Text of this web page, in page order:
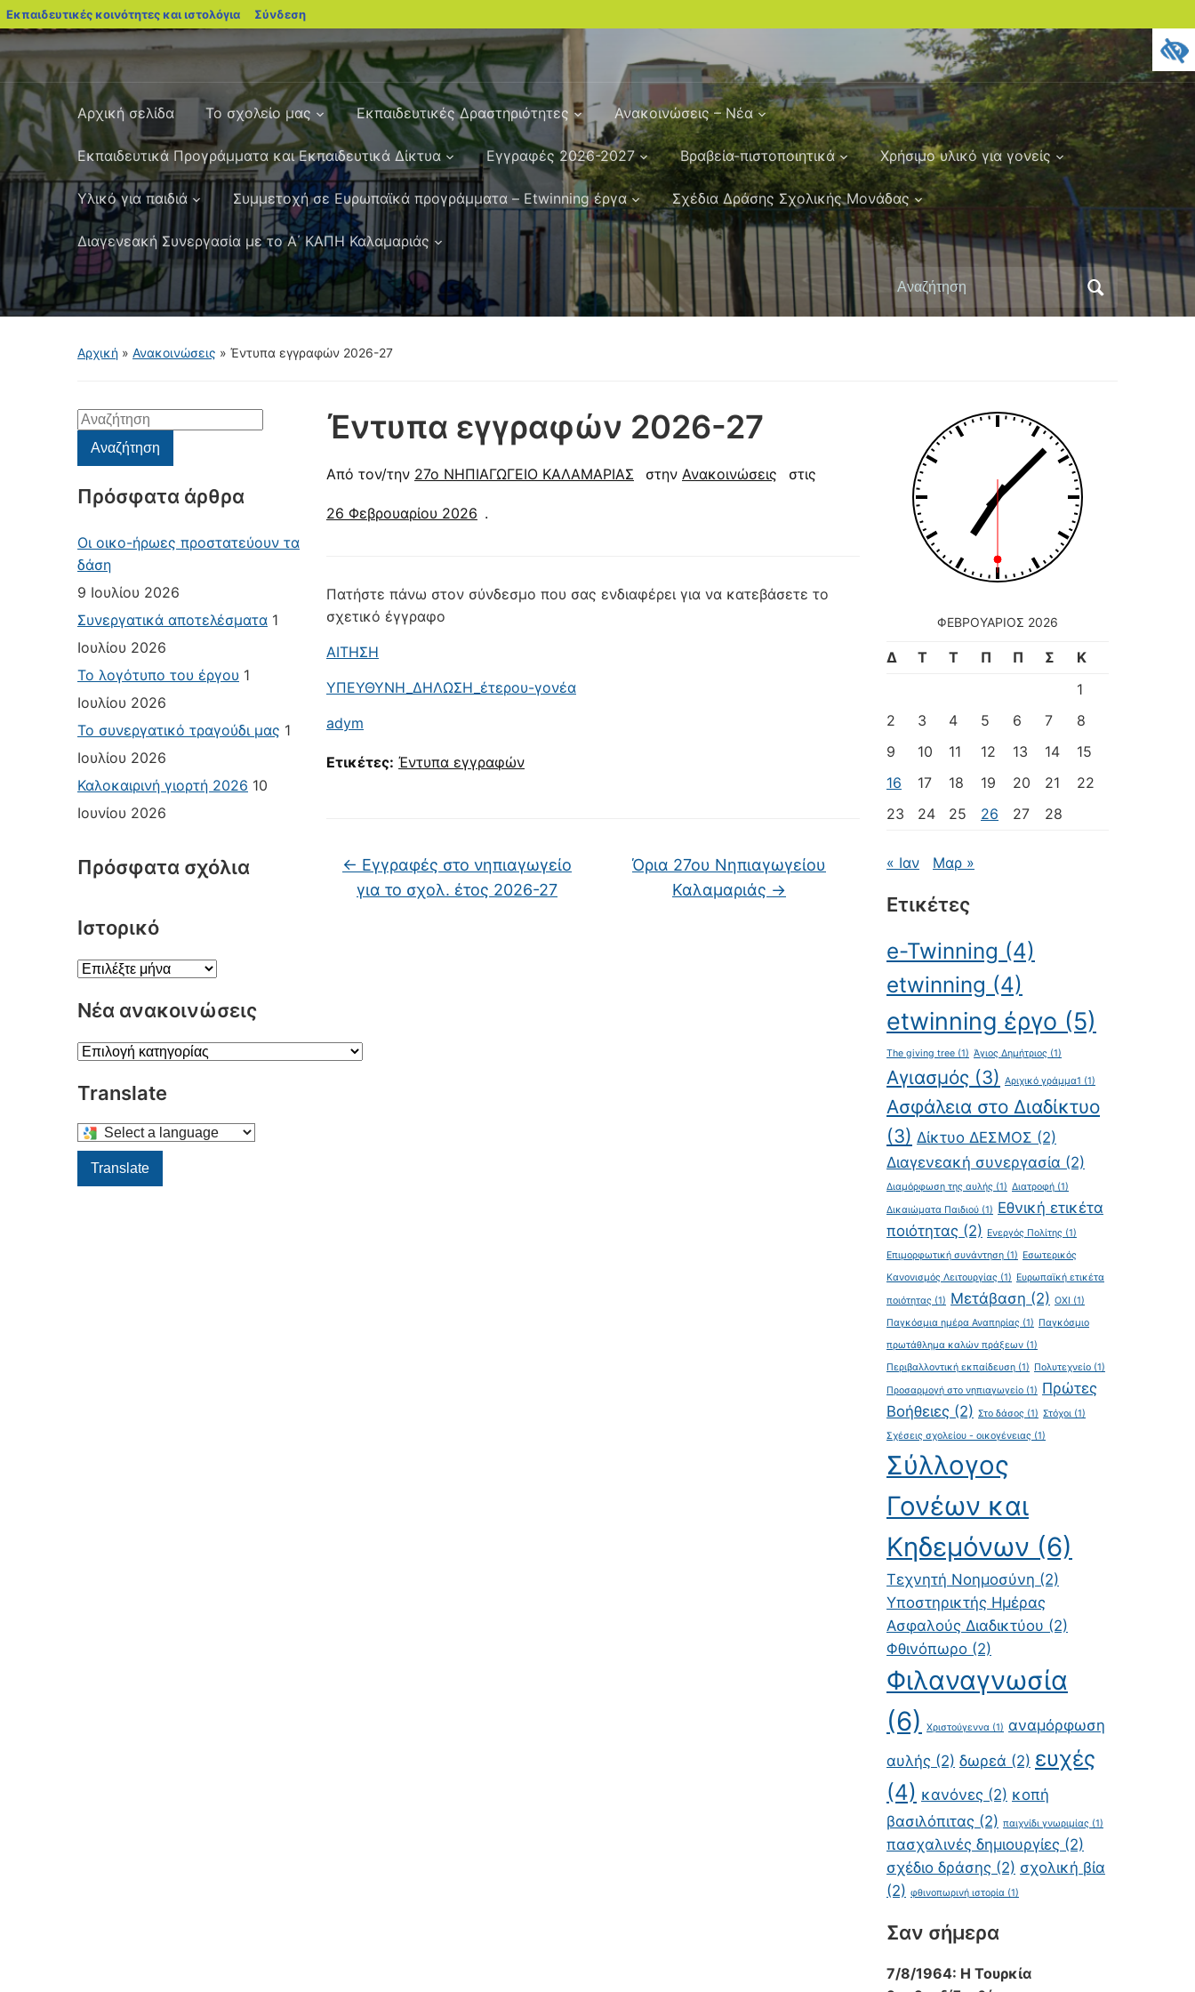
Εκπαιδευτικές κοινότητες και ιστολόγια blogs.sch.gr
Σύνδεση
Αρχική σελίδα Το σχολείο μας Εκπαιδευτικές Δραστηριότητες Ανακοινώσεις – Νέα
Εκπαιδευτικά Προγράμματα και Εκπαιδευτικά Δίκτυα Εγγραφές 2026-2027 Βραβεία-πιστοποιητικά Χρήσιμο υλικό για γονείς
Yλικό για παιδιά Συμμετοχή σε Ευρωπαϊκά προγράμματα – Etwinning έργα Σχέδια Δράσης Σχολικής Μονάδας
Διαγενεακή Συνεργασία με το Α΄ ΚΑΠΗ Καλαμαριάς
Αναζήτηση
για:
Αρχική » Ανακοινώσεις » Έντυπα εγγραφών 2026-27
Αναζήτηση
για:Αναζήτηση
Πρόσφατα άρθρα
Οι οικο-ήρωες προστατεύουν τα
δάση
9 Ιουλίου 2026
Συνεργατικά αποτελέσματα 1
Ιουλίου 2026
Το λογότυπο του έργου 1
Ιουλίου 2026
Το συνεργατικό τραγούδι μας 1
Ιουλίου 2026
Καλοκαιρινή γιορτή 2026 10
Ιουνίου 2026
Πρόσφατα σχόλια
Ιστορικό
Ιστορικό
Νέα ανακοινώσεις
Νέα
Translate
Select
a
language
Translate
Έντυπα εγγραφών 2026-27
Από τον/την 27ο ΝΗΠΙΑΓΩΓΕΙΟ ΚΑΛΑΜΑΡΙΑΣ στην Ανακοινώσεις στις
26 Φεβρουαρίου 2026 .
Πατήστε πάνω στον σύνδεσμο που σας ενδιαφέρει για να κατεβάσετε το
σχετικό έγγραφο
ΑΙΤΗΣΗ
ΥΠΕΥΘΥΝΗ_ΔΗΛΩΣΗ_έτερου-γονέα
adym
Ετικέτες: Έντυπα εγγραφών
← Εγγραφές στο νηπιαγωγείο
για το σχολ. έτος 2026-27
Όρια 27ου Νηπιαγωγείου
Καλαμαριάς →
ΦΕΒΡΟΥΆΡΙΟΣ 2026
Δ Τ Τ Π Π Σ
Κ
1
2
3 4 5 6 7
8
9
10 11 12 13 14
15
16
17 18 19 20 21
22
23
24 25 26 27 28
« Ιαν Μαρ »
Ετικέτες
e-Twinning (4)
etwinning (4)
etwinning έργο (5)
The giving tree (1) Άγιος Δημήτριος (1)
Αγιασμός (3) Αριχικό γράμμα1 (1)
Ασφάλεια στο Διαδίκτυο
(3) Δίκτυο ΔΕΣΜΟΣ (2)
Διαγενεακή συνεργασία (2)
Διαμόρφωση της αυλής (1) Διατροφή (1)
Δικαιώματα Παιδιού (1) Εθνική ετικέτα
ποιότητας (2) Ενεργός Πολίτης (1)
Επιμορφωτική συνάντηση (1) Εσωτερικός
Κανονισμός Λειτουργίας (1) Ευρωπαϊκή ετικέτα
ποιότητας (1) Μετάβαση (2) ΟΧΙ (1)
Παγκόσμια ημέρα Αναπηρίας (1) Παγκόσμιο
πρωτάθλημα καλών πράξεων (1)
Περιβαλλοντική εκπαίδευση (1) Πολυτεχνείο (1)
Προσαρμογή στο νηπιαγωγείο (1) Πρώτες
Βοήθειες (2) Στο δάσος (1) Στόχοι (1)
Σχέσεις σχολείου - οικογένειας (1)
Σύλλογος
Γονέων και
Κηδεμόνων (6)
Τεχνητή Νοημοσύνη (2)
Υποστηρικτής Ημέρας
Ασφαλούς Διαδικτύου (2)
Φθινόπωρο (2)
Φιλαναγνωσία
(6)
Χριστούγεννα (1) αναμόρφωση
αυλής (2) δωρεά (2) ευχές
(4) κανόνες (2) κοπή
βασιλόπιτας (2) παιχνίδι γνωριμίας (1)
πασχαλινές δημιουργίες (2)
σχέδιο δράσης (2) σχολική βία
(2) φθινοπωρινή ιστορία (1)
Σαν σήμερα
7/8/1964: Η Τουρκία